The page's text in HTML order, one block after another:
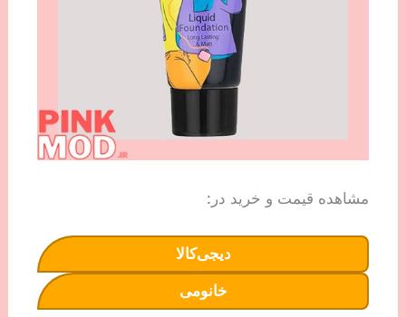
مشاهده قیمت و خرید در:
دیجی‌کالا
خانومی